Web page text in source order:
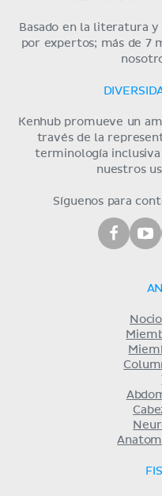
Basado en la literatura y
por expertos; más de 7
Kenhub promueve un
través de la
terminología
nuestros
Síguenos para